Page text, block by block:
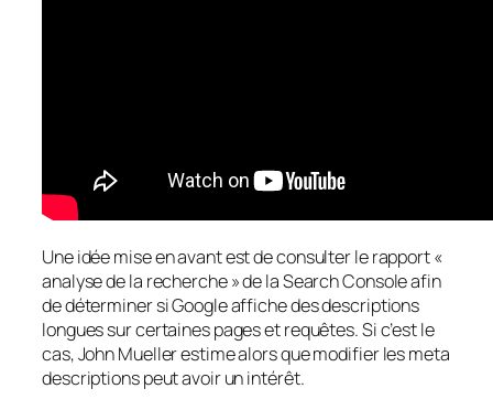
Une idée mise en avant est de consulter le rapport «
analyse de la recherche » de la Search Console afin
de déterminer si Google affiche des descriptions
longues sur certaines pages et requêtes. Si c’est le
cas, John Mueller estime alors que modifier les meta
descriptions peut avoir un intérêt.